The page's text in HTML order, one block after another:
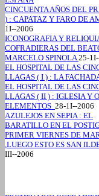
CINCUENTA AÑOS DEL
) : CAPATAZ Y FARO DE
1I--2006
ICONOGRAFIA Y
COFRADIERAS DEL
MARCELO SPINOLA25-
EL HOSPITAL DE LAS
LLAGAS ( I ) : LA
EL HOSPITAL DE LAS
LLAGAS ( II ) : IGLESIA Y
ELEMENTOS 28-1I--2006
AZULEJOS EN SEPIA : EL
BARATILLO EN EL
PRIMER VIERNES DE
,LUEGO ESTO ES SAN
III--2006